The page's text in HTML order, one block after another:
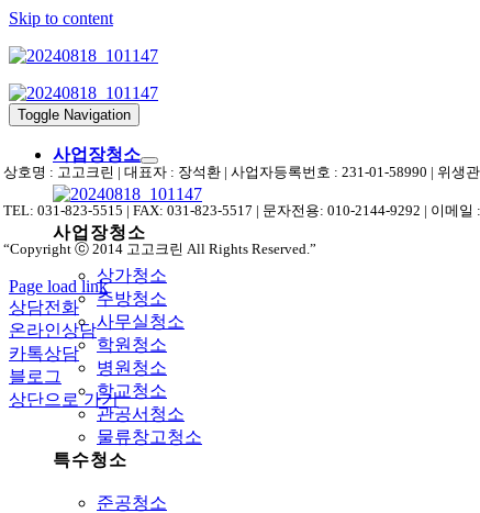
Skip to content
Toggle Navigation
사업장청소
사업장청소
상가청소
주방청소
사무실청소
학원청소
병원청소
학교청소
관공서청소
물류창고청소
특수청소
준공청소
상호명 : 고고크린 | 대표자 : 장석환 | 사업자등록번호 : 231-01-58990 | 위생
TEL: 031-823-5515 | FAX: 031-823-5517 | 문자전용: 010-2144-9292 | 이메일
“Copyright ⓒ 2014 고고크린 All Rights Reserved.”
Page load link
상담전화
온라인상담
카톡상담
블로그
상단으로 가기